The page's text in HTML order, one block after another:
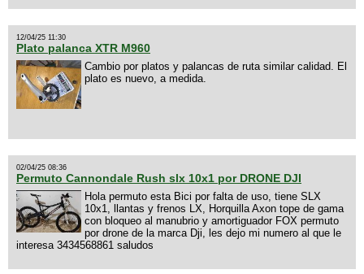
12/04/25 11:30
Plato palanca XTR M960
Cambio por platos y palancas de ruta similar calidad. El
plato es nuevo, a medida.
02/04/25 08:36
Permuto Cannondale Rush slx 10x1 por DRONE DJI
Hola permuto esta Bici por falta de uso, tiene SLX
10x1, llantas y frenos LX, Horquilla Axon tope de gama
con bloqueo al manubrio y amortiguador FOX permuto
por drone de la marca Dji, les dejo mi numero al que le
interesa 3434568861 saludos